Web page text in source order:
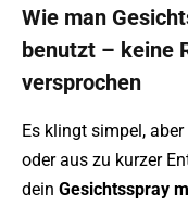
Wie man
benutzt – keine
versprochen
Es klingt simpel,
oder aus zu kurzer
dein Gesichtsspray